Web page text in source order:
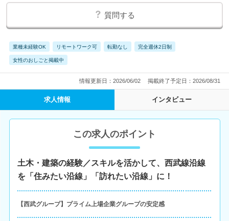
質問する
業種未経験OK リモートワーク可 転勤なし 完全週休2日制
女性のおしごと掲載中
情報更新日：2026/06/02 掲載終了予定日：2026/08/31
求人情報 インタビュー
この求人のポイント
土木・建築の経験／スキルを活かして、西武線沿線
を「住みたい沿線」「訪れたい沿線」に！
【西武グループ】プライム上場企業グループの安定感